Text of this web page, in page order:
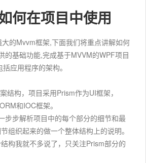
何在项目中使用
Mvvm框架,下面我们将重点讲解如何
的基础功能,完成基于MVVM的WPF项目
应用程序的架构。
，项目采用Prism作为UI框架，
和IOC框架。
步解析项目中的每个部分的细节和最
组织起来的做一个整体结构上的说明。
构我就不多说了，只关注Prism部分的